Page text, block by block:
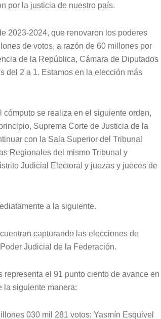
por la justicia de nuestro país.
2023-2024, que renovaron los poderes
de votos, a razón de 60 millones por
de la República, Cámara de Diputados
del 2 a 1. Estamos en la elección más
se realiza en el siguiente orden,
Suprema Corte de Justicia de la
con la Sala Superior del Tribunal
Regionales del mismo Tribunal y
Judicial Electoral y juezas y jueces de
a la siguiente.
capturando las elecciones de
Judicial de la Federación.
el 91 punto ciento de avance en
la siguiente manera:
030 mil 281 votos; Yasmín Esquivel